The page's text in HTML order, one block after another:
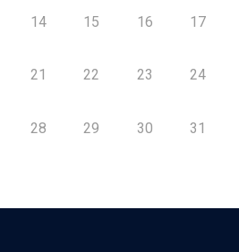
14 15 16 17
21 22 23 24
28 29 30 31